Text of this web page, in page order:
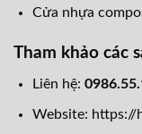
Cửa nhựa
Tham khảo các
Liên hệ:
Website: https://